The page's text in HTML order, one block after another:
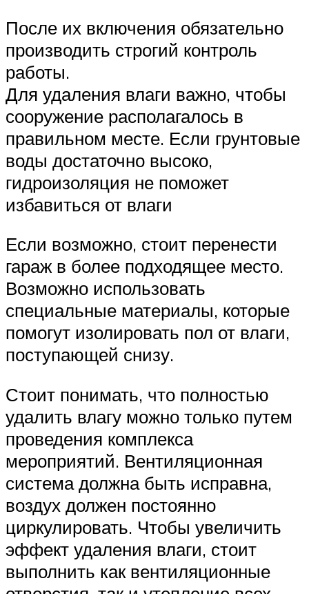
После их включения обязательно
производить строгий контроль
работы.
Для удаления влаги важно, чтобы
сооружение располагалось в
правильном месте. Если грунтовые
воды достаточно высоко,
гидроизоляция не поможет
избавиться от влаги
Если возможно, стоит перенести
гараж в более подходящее место.
Возможно использовать
специальные материалы, которые
помогут изолировать пол от влаги,
поступающей снизу.
Стоит понимать, что полностью
удалить влагу можно только путем
проведения комплекса
мероприятий. Вентиляционная
система должна быть исправна,
воздух должен постоянно
циркулировать. Чтобы увеличить
эффект удаления влаги, стоит
выполнить как вентиляционные